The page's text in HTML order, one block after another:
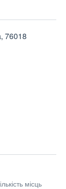
76018
місць